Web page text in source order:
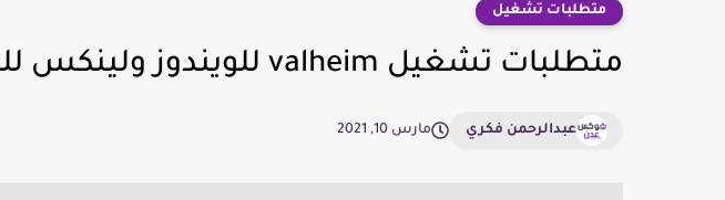
متطلبات تشغيل
متطلبات تشغيل valheim للويندوز ولينكس للكمبيوتر
عبدالرحمن فكري مارس 10, 2021